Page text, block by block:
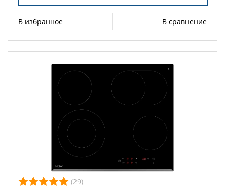
В избранное В сравнение
(29)